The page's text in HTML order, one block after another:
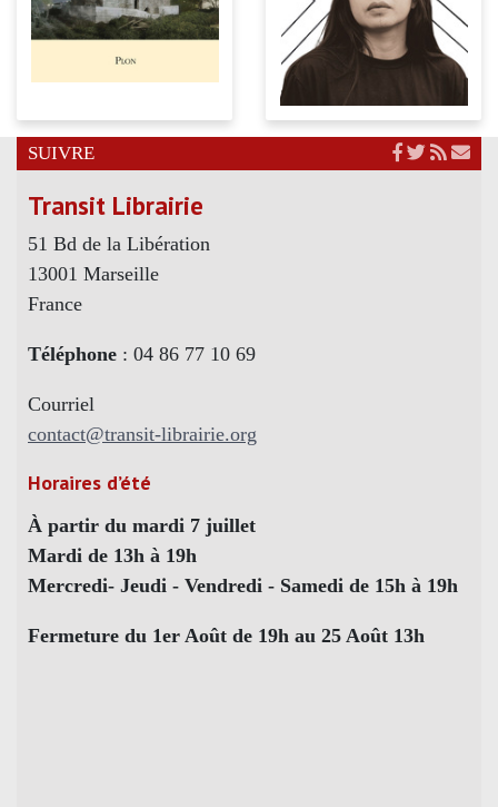
SUIVRE
Transit Librairie
51 Bd de la Libération
13001 Marseille
France
Téléphone : 04 86 77 10 69
Courriel
contact@transit-librairie.org
Horaires d’été
À partir du mardi 7 juillet
Mardi de 13h à 19h
Mercredi- Jeudi - Vendredi - Samedi de 15h à 19h
Fermeture du 1er Août de 19h au 25 Août 13h